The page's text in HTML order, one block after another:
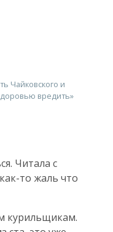
Чайковского и
вредить»
Читала с
то жаль что
курильщикам.